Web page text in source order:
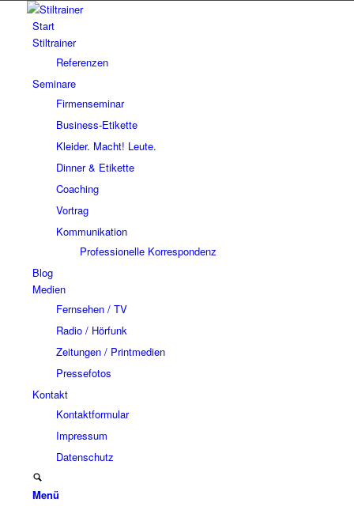
Start
Stiltrainer
Referenzen
Seminare
Firmenseminar
Business-Etikette
Kleider. Macht! Leute.
Dinner & Etikette
Coaching
Vortrag
Kommunikation
Professionelle Korrespondenz
Blog
Medien
Fernsehen / TV
Radio / Hörfunk
Zeitungen / Printmedien
Pressefotos
Kontakt
Kontaktformular
Impressum
Datenschutz
Menü